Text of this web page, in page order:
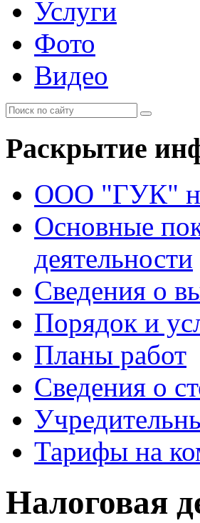
Услуги
Фото
Видео
Раскрытие
ООО "ГУК"
Основные
деятельности
Сведения о
Порядок и
Планы работ
Сведения о
Тарифы на
Налоговая